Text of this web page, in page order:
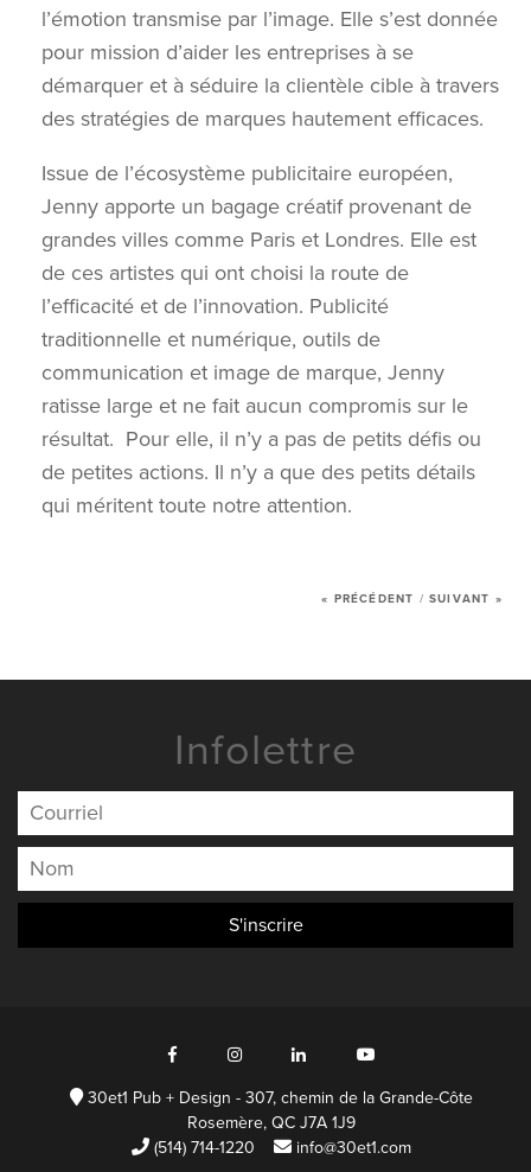
L’AGENCE
SERVICES
RÉALISATIONS
MANIFESTO
NOUVELLES
NOUS JOINDRE
l’émotion transmise par l’image. Elle s’est donnée
pour mission d’aider les entreprises à se
démarquer et à séduire la clientèle cible à travers
des stratégies de marques hautement efficaces.
Issue de l’écosystème publicitaire européen,
Jenny apporte un bagage créatif provenant de
grandes villes comme Paris et Londres. Elle est
de ces artistes qui ont choisi la route de
l’efficacité et de l’innovation. Publicité
traditionnelle et numérique, outils de
communication et image de marque, Jenny
ratisse large et ne fait aucun compromis sur le
résultat. Pour elle, il n’y a pas de petits défis ou
de petites actions. Il n’y a que des petits détails
qui méritent toute notre attention.
« PRÉCÉDENT /SUIVANT »
Infolettre
30et1 Pub + Design - 307, chemin de la Grande-Côte
Rosemère, QC J7A 1J9
(514) 714-1220
info@30et1.com